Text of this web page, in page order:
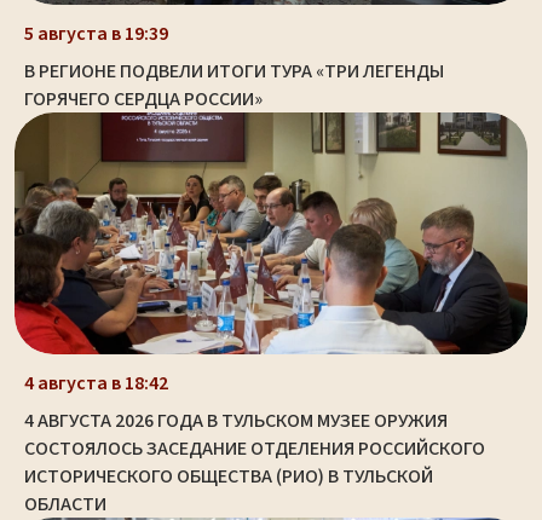
5 августа в 19:39
В РЕГИОНЕ ПОДВЕЛИ ИТОГИ ТУРА «ТРИ ЛЕГЕНДЫ
ГОРЯЧЕГО СЕРДЦА РОССИИ»
4 августа в 18:42
4 АВГУСТА 2026 ГОДА В ТУЛЬСКОМ МУЗЕЕ ОРУЖИЯ
СОСТОЯЛОСЬ ЗАСЕДАНИЕ ОТДЕЛЕНИЯ РОССИЙСКОГО
ИСТОРИЧЕСКОГО ОБЩЕСТВА (РИО) В ТУЛЬСКОЙ
ОБЛАСТИ